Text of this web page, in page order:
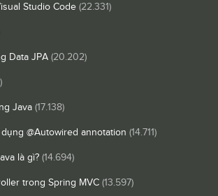
Studio Code (22.331)
Data JPA (20.202)
Java (17.138)
@Autowired annotation (14.711)
là gì? (14.694)
trong Spring MVC (13.597)